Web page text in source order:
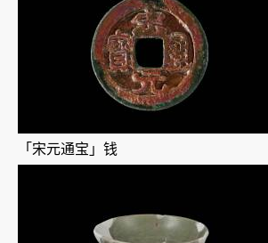
「宋元通宝」钱